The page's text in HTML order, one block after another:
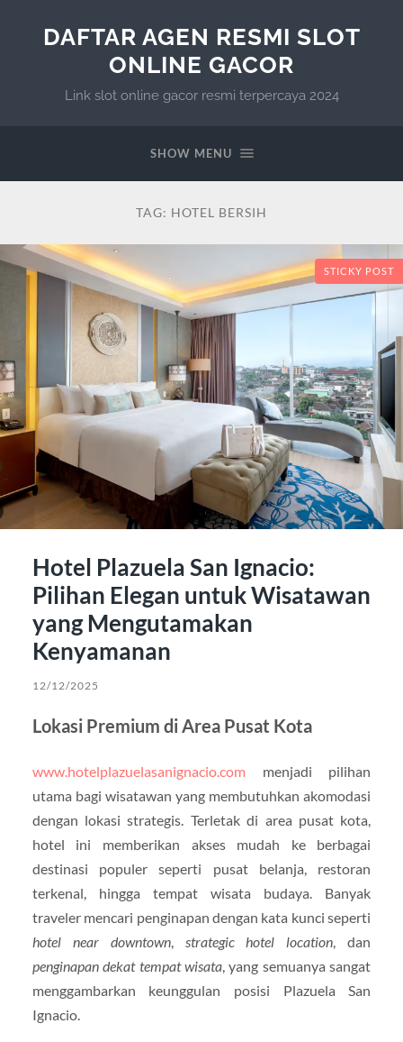
DAFTAR AGEN RESMI SLOT
ONLINE GACOR
Link slot online gacor resmi terpercaya 2024
SHOW MENU
TAG: HOTEL BERSIH
STICKY POST
Hotel Plazuela San Ignacio:
Pilihan Elegan untuk Wisatawan
yang Mengutamakan
Kenyamanan
12/12/2025
Lokasi Premium di Area Pusat Kota
www.hotelplazuelasanignacio.com menjadi pilihan
utama bagi wisatawan yang membutuhkan akomodasi
dengan lokasi strategis. Terletak di area pusat kota,
hotel ini memberikan akses mudah ke berbagai
destinasi populer seperti pusat belanja, restoran
terkenal, hingga tempat wisata budaya. Banyak
traveler mencari penginapan dengan kata kunci seperti
hotel near downtown, strategic hotel location, dan
penginapan dekat tempat wisata, yang semuanya sangat
menggambarkan keunggulan posisi Plazuela San
Ignacio.